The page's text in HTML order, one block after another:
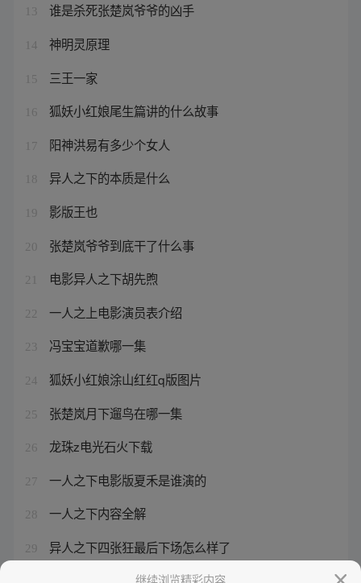
13 谁是杀死张楚岚爷爷的凶手
14 神明灵原理
15 三王一家
16 狐妖小红娘尾生篇讲的什么故事
17 阳神洪易有多少个女人
18 异人之下的本质是什么
19 影版王也
20 张楚岚爷爷到底干了什么事
21 电影异人之下胡先煦
22 一人之上电影演员表介绍
23 冯宝宝道歉哪一集
24 狐妖小红娘涂山红红q版图片
25 张楚岚月下遛鸟在哪一集
26 龙珠z电光石火下载
27 一人之下电影版夏禾是谁演的
28 一人之下内容全解
29 异人之下四张狂最后下场怎么样了